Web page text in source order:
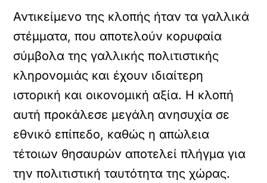
Αντικείμενο της κλοπής ήταν τα γαλλικά
στέμματα, που αποτελούν κορυφαία
σύμβολα της γαλλικής πολιτιστικής
κληρονομιάς και έχουν ιδιαίτερη
ιστορική και οικονομική αξία. Η κλοπή
αυτή προκάλεσε μεγάλη ανησυχία σε
εθνικό επίπεδο, καθώς η απώλεια
τέτοιων θησαυρών αποτελεί πλήγμα για
την πολιτιστική ταυτότητα της χώρας.